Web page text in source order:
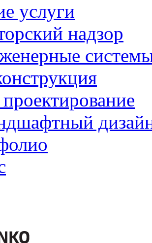
услуги
надзор